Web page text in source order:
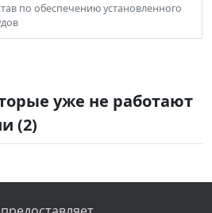
по обеспечению установленного
уже не работают
(2)